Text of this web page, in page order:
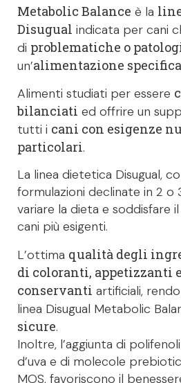
Metabolic Balance è la
Disugual indicata per cani
di problematiche o
un’alimentazione specifica
Alimenti studiati per essere
bilanciati ed offrire un
tutti i cani con esigenze
particolari.
La linea dietetica Disugual,
formulazioni declinate in 2
variare la dieta e soddisfare
cani più esigenti.
L’ottima qualità degli
di coloranti, appetizzanti e
conservanti artificiali,
linea Disugual Metabolic
sicure.
Inoltre, l’aggiunta di
d’uva e di molecole
MOS, favoriscono il